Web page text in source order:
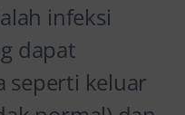
infeksi
dapat
seperti keluar